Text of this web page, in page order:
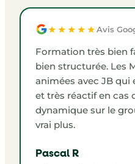
★★★★★Avis
Formation très bien
bien structurée. Les
animées avec JB
et très réactif en cas
dynamique sur le
vrai plus.
Pascal R